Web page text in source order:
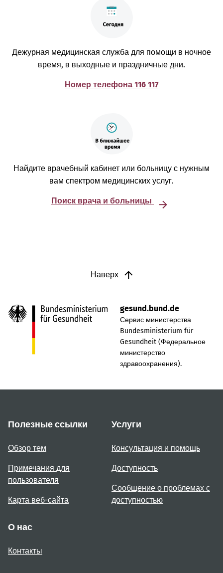
Дежурная медицинская служба для помощи в ночное
время, в выходные и праздничные дни.
Номер телефона 116 117
Найдите врачебный кабинет или больницу с нужным
вам спектром медицинских услуг.
Поиск врача и больницы
Наверх
gesund.bund.de
Сервис министерства
Bundesministerium für
Gesundheit (Федеральное
министерство
здравоохранения).
Полезные ссылки
Обзор тем
Примечания для
пользователя
Карта веб-сайта
Услуги
Консультация и помощь
Доступность
Сообщение о проблемах с
доступностью
О нас
Контакты